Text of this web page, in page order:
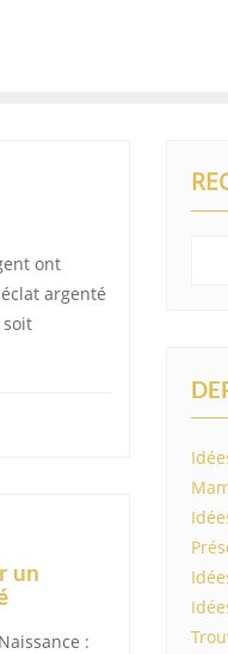
ont
argenté
soit
un
: